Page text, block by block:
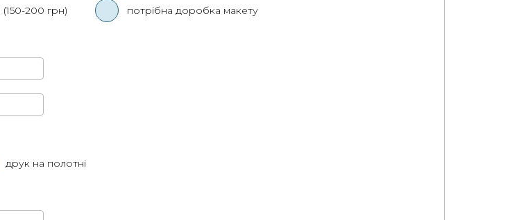
200 грн) потрібна доробка макету
друк на полотні